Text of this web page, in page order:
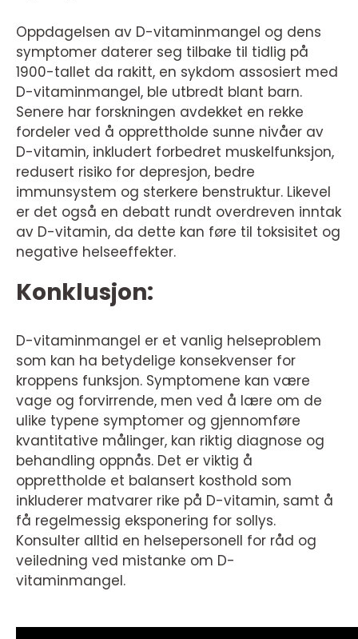
Oppdagelsen av D-vitaminmangel og dens
symptomer daterer seg tilbake til tidlig på
1900-tallet da rakitt, en sykdom assosiert med
D-vitaminmangel, ble utbredt blant barn.
Senere har forskningen avdekket en rekke
fordeler ved å opprettholde sunne nivåer av
D-vitamin, inkludert forbedret muskelfunksjon,
redusert risiko for depresjon, bedre
immunsystem og sterkere benstruktur. Likevel
er det også en debatt rundt overdreven inntak
av D-vitamin, da dette kan føre til toksisitet og
negative helseeffekter.
Konklusjon:
D-vitaminmangel er et vanlig helseproblem
som kan ha betydelige konsekvenser for
kroppens funksjon. Symptomene kan være
vage og forvirrende, men ved å lære om de
ulike typene symptomer og gjennomføre
kvantitative målinger, kan riktig diagnose og
behandling oppnås. Det er viktig å
opprettholde et balansert kosthold som
inkluderer matvarer rike på D-vitamin, samt å
få regelmessig eksponering for sollys.
Konsulter alltid en helsepersonell for råd og
veiledning ved mistanke om D-
vitaminmangel.